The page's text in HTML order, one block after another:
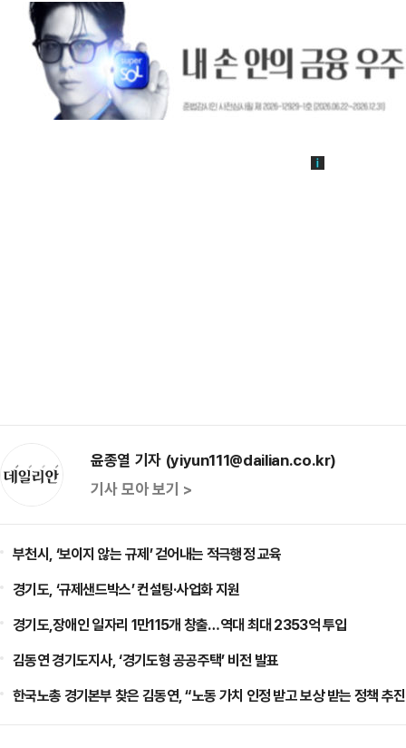
윤종열 기자 (yiyun111@dailian.co.kr)
기사 모아 보기 >
부천시, ‘보이지 않는 규제’ 걷어내는 적극행정 교육
경기도, ‘규제샌드박스’ 컨설팅·사업화 지원
경기도,장애인 일자리 1만115개 창출…역대 최대 2353억 투입
김동연 경기도지사, ‘경기도형 공공주택’ 비전 발표
한국노총 경기본부 찾은 김동연, “노동 가치 인정 받고 보상 받는 정책 추